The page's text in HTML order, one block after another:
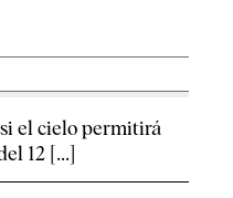
el cielo permitirá
12 [...]